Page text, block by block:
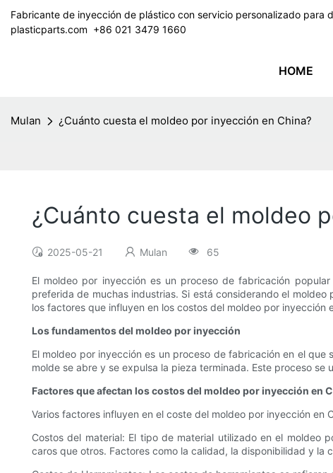
Fabricante de inyección de plástico con servicio personalizado
plasticparts.com ​​​​​​​ +86 021 3479 1660
HOME
Mulan ¿Cuánto cuesta el moldeo por inyección en China?
¿Cuánto cuesta el moldeo
2025-05-21 Mulan 65
El moldeo por inyección es un proceso de fabricación
preferida de muchas industrias. Si está considerando el
los factores que influyen en los costos del moldeo por
Los fundamentos del moldeo por inyección
El moldeo por inyección es un proceso de fabricación en el
molde se abre y se expulsa la pieza terminada. Este proceso
Factores que afectan los costos del moldeo por inyección en
Varios factores influyen en el coste del moldeo por inyección en
Costos del material: El tipo de material utilizado en el moldeo
caros que otros. Factores como la calidad, la disponibilidad y la